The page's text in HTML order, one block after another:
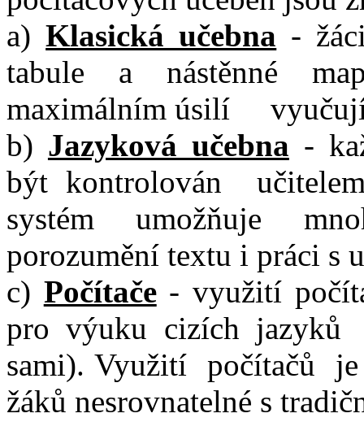
a)Klasická učebna -
tabule a nástěnné
maximálním úsilí
b) Jazyková učebna -
být kontrolován
systém umožňuje
porozumění textu i práci s
c) Počítače- využití
pro výuku cizích jazyků
sami). Využití počítačů je
žáků nesrovnatelné s